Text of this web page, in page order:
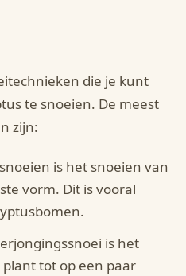
die je kunt
te snoeien. De meest
zijn:
is het snoeien van
vorm. Dit is vooral
is het
tot op een paar